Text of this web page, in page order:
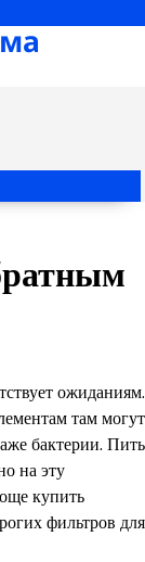
ожиданиям.
там могут
бактерии. Пить
на эту
купить
фильтров для